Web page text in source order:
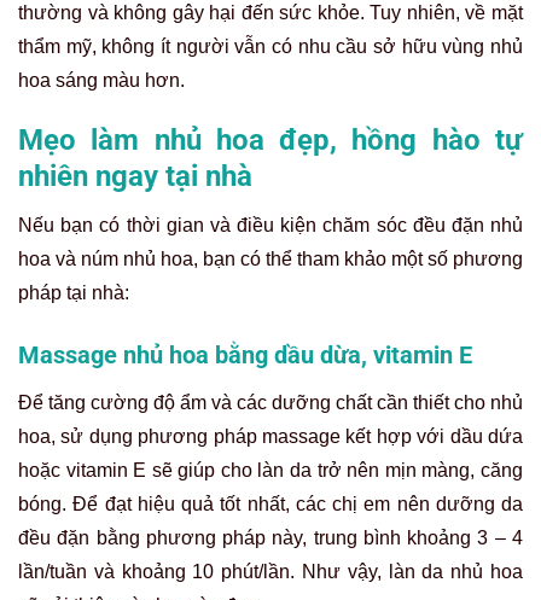
thường và không gây hại đến sức khỏe. Tuy nhiên, về mặt
thẩm mỹ, không ít người vẫn có nhu cầu sở hữu vùng nhủ
hoa sáng màu hơn.
Mẹo làm nhủ hoa đẹp, hồng hào tự
nhiên ngay tại nhà
Nếu bạn có thời gian và điều kiện chăm sóc đều đặn nhủ
hoa và núm nhủ hoa, bạn có thể tham khảo một số phương
pháp tại nhà:
Massage nhủ hoa bằng dầu dừa, vitamin E
Để tăng cường độ ẩm và các dưỡng chất cần thiết cho nhủ
hoa, sử dụng phương pháp massage kết hợp với dầu dứa
hoặc vitamin E sẽ giúp cho làn da trở nên mịn màng, căng
bóng. Để đạt hiệu quả tốt nhất, các chị em nên dưỡng da
đều đặn bằng phương pháp này, trung bình khoảng 3 – 4
lần/tuần và khoảng 10 phút/lần. Như vậy, làn da nhủ hoa